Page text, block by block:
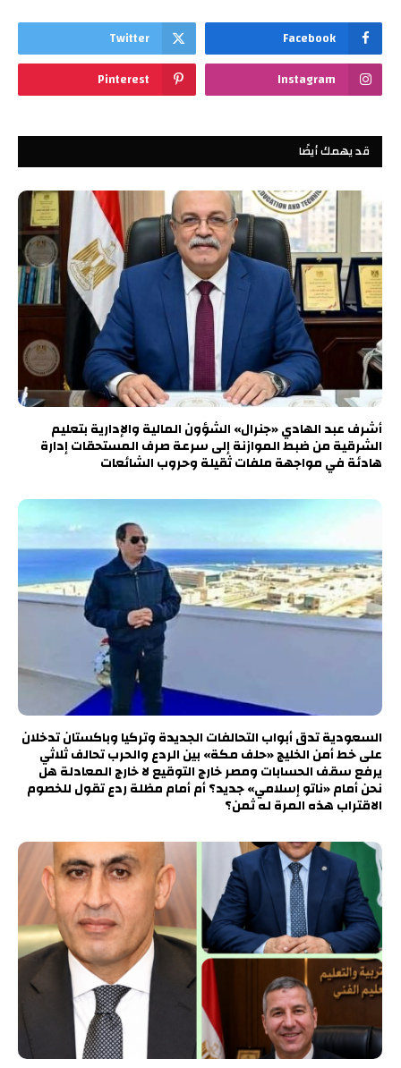
Facebook
Twitter
Instagram
Pinterest
قد يهمك أيضًا
أشرف عبد الهادي «جنرال» الشؤون المالية والإدارية بتعليم
الشرقية من ضبط الموازنة إلى سرعة صرف المستحقات إدارة
هادئة في مواجهة ملفات ثقيلة وحروب الشائعات
السعودية تدق أبواب التحالفات الجديدة وتركيا وباكستان تدخلان
على خط أمن الخليج «حلف مكة» بين الردع والحرب تحالف ثلاثي
يرفع سقف الحسابات ومصر خارج التوقيع لا خارج المعادلة هل
نحن أمام «ناتو إسلامي» جديد؟ أم أمام مظلة ردع تقول للخصوم
الاقتراب هذه المرة له ثمن؟